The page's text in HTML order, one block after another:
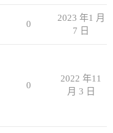
0
2023 年1 月
7 日
0
2022 年11
月 3 日